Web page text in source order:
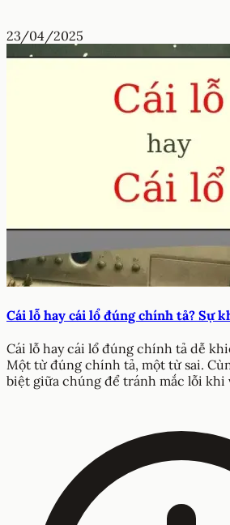
23/04/2025
Cái lỗ hay cái lổ đúng chính tả? Sự
Cái lỗ hay cái lổ đúng chính tả dễ
Một từ đúng chính tả, một từ sai.
biệt giữa chúng để tránh mắc lỗi khi